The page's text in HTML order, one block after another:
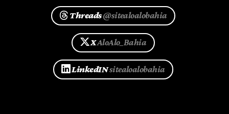
Threads@sitealoalobahia
XAloAlo_Bahia
LinkedINsitealoalobahia